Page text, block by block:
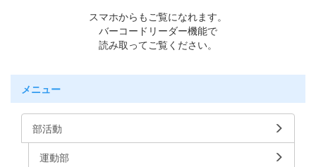
スマホからもご覧になれます。
バーコードリーダー機能で
読み取ってご覧ください。
メニュー
部活動
運動部